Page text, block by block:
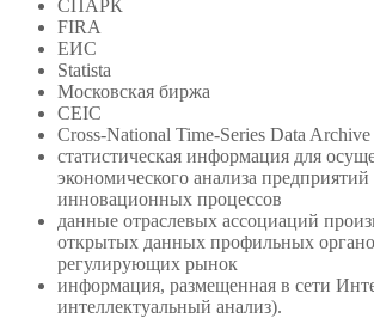
СПАРК
FIRA
ЕИС
Statista
Московская биржа
CEIC
Cross-National Time-Series Data Archive
статистическая информация для
экономического анализа
инновационных процессов
данные отраслевых ассоциаций
открытых данных профильных
регулирующих рынок
информация, размещенная в сети
интеллектуальный анализ).